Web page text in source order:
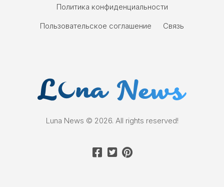
Политика конфиденциальности
Пользовательское соглашение
Связь
Luna News © 2026. All rights reserved!